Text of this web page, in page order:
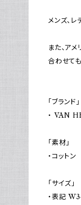
メンズ、
また、ア
合わせて
「ブランド」
・ VAN
「素材」
・コットン
「サイズ」
・表記